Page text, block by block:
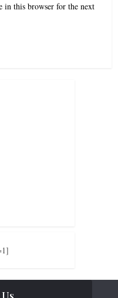
in this browser for the next